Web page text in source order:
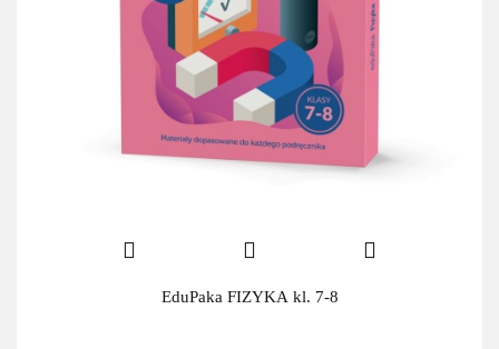
EduPaka FIZYKA kl. 7-8